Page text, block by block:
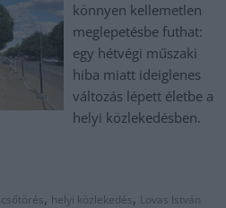
könnyen kellemetlen
meglepetésbe futhat:
egy hétvégi műszaki
hiba miatt ideiglenes
változás lépett életbe a
helyi közlekedésben.
csőtörés, helyi közlekedés, Lovas István